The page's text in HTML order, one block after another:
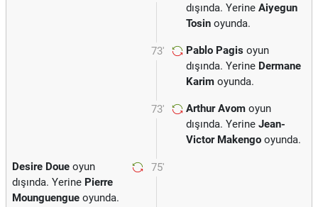
dışında. Yerine Aiyegun
Tosin oyunda.
73' Pablo Pagis oyun
dışında. Yerine Dermane
Karim oyunda.
73' Arthur Avom oyun
dışında. Yerine Jean-
Victor Makengo oyunda.
75'
Desire Doue oyun
dışında. Yerine Pierre
Mounguengue oyunda.